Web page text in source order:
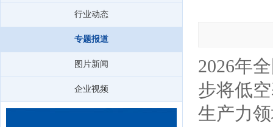
行业动态
专题报道
图片新闻
企业视频
2026年
步将低
生产力